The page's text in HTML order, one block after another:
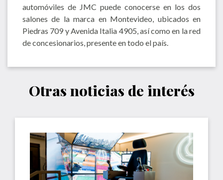
automóviles de JMC puede conocerse en los dos
salones de la marca en Montevideo, ubicados en
Piedras 709 y Avenida Italia 4905, así como en la red
de concesionarios, presente en todo el país.
Otras noticias de interés